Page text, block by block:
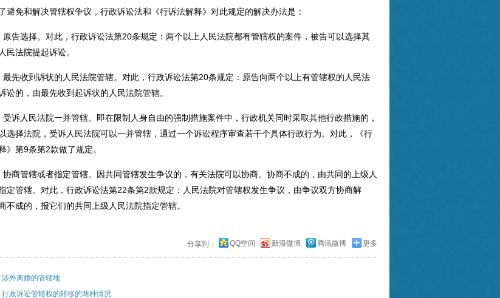
免和解决管辖权争议，行政诉讼法和《行诉法解释》对此规定的解决办法是：
选择。对此，行政诉讼法第20条规定：两个以上人民法院都有管辖权的案件，被告可以选择其
民法院提起诉讼。
收到诉状的人民法院管辖。对此，行政诉讼法第20条规定：原告向两个以上有管辖权的人民法
讼的，由最先收到起诉状的人民法院管辖。
人民法院一并管辖。即在限制人身自由的强制措施案件中，行政机关同时采取其他行政措施的，
选择法院，受诉人民法院可以一并管辖，通过一个诉讼程序审查若干个具体行政行为。对此，《行
》第9条第2款做了规定。
管辖或者指定管辖。因共同管辖发生争议的，有关法院可以协商。协商不成的，由共同的上级人
定管辖。对此，行政诉讼法第22条第2款规定：人民法院对管辖权发生争议，由争议双方协商解
不成的，报它们的共同上级人民法院指定管辖。
分享到： QQ空间 新浪微博 腾讯微博 更多
涉外离婚的管辖地
行政诉讼管辖权的转移的两种情况